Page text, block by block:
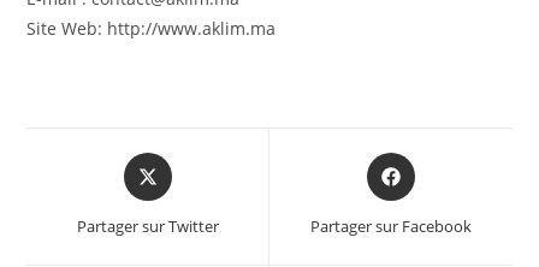
Site Web: http://www.aklim.ma
Partager sur Twitter Partager sur Facebook